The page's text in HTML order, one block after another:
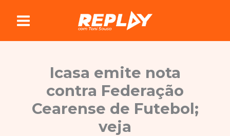
conteúdo
Icasa emite nota
contra Federação
Cearense de Futebol;
veja